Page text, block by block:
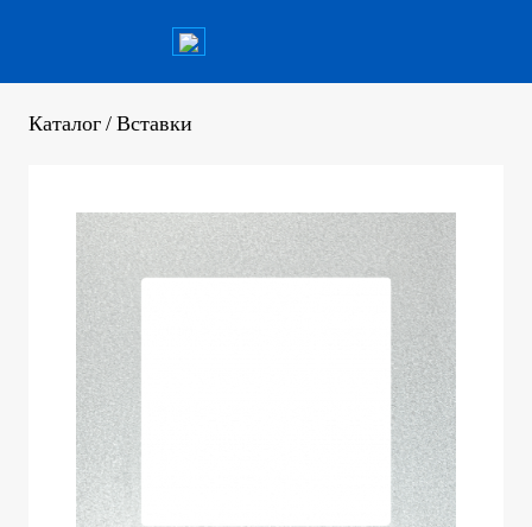
Каталог / Вставки